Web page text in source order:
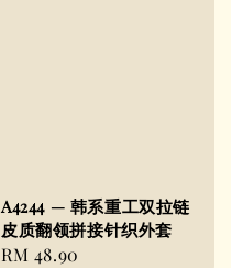
A4244 — 韩系重工双拉链
皮质翻领拼接针织外套
Regular
RM 48.90